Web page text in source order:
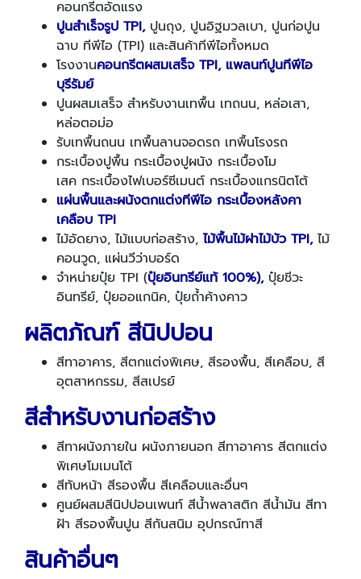
คอนกรีตอัดแรง
ปูนสำเร็จรูป TPI, ปูนถุง, ปูนอิฐมวลเบา, ปูนก่อปูน
ฉาบ ทีพีไอ (TPI) และสินค้าทีพีไอทั้งหมด
โรงงานคอนกรีตผสมเสร็จ TPI, แพลนท์ปูนทีพีไอ
บุรีรัมย์
ปูนผสมเสร็จ สำหรับงานเทพื้น เทถนน, หล่อเสา,
หล่อตอม่อ
รับเทพื้นถนน เทพื้นลานจอดรถ เทพื้นโรงรถ
กระเบื้องปูพื้น กระเบื้องปูผนัง กระเบื้องโม
เสค กระเบื้องไฟเบอร์ซีเมนต์ กระเบื้องแกรนิตโต้
แผ่นพื้นและผนังตกแต่งทีพีไอ กระเบื้องหลังคา
เคลือบ TPI
ไม้อัดยาง, ไม้แบบก่อสร้าง, ไม้พื้นไม้ฝาไม้บัว TPI, ไม้
คอนวูด, แผ่นวีว่าบอร์ด
จำหน่ายปุ๋ย TPI (ปุ๋ยอินทรีย์แท้ 100%), ปุ๋ยชีวะ
อินทรีย์, ปุ๋ยออแกนิค, ปุ๋ยถ้ำค้างคาว
ผลิตภัณฑ์ สีนิปปอน
สีทาอาคาร, สีตกแต่งพิเศษ, สีรองพื้น, สีเคลือบ, สี
อุตสาหกรรม, สีสเปรย์
สีสำหรับงานก่อสร้าง
สีทาผนังภายใน ผนังภายนอก สีทาอาคาร สีตกแต่ง
พิเศษโมเมนโต้
สีทับหน้า สีรองพื้น สีเคลือบและอื่นๆ
ศูนย์ผสมสีนิปปอนเพนท์ สีน้ำพลาสติก สีน้ำมัน สีทา
ฝ้า สีรองพื้นปูน สีกันสนิม อุปกรณ์ทาสี
สินค้าอื่นๆ